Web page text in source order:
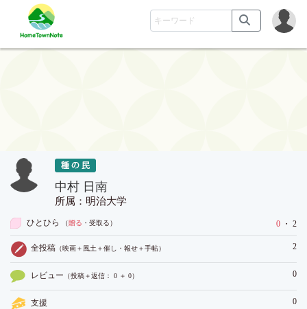
中村 日南
所属：明治大学
ひとひら （贈る ・受取る） 0 ・ 2
全投稿 （映画＋風土＋催し・報せ＋手帖） 2
レビュー （投稿＋返信： 0 ＋ 0） 0
支援 0